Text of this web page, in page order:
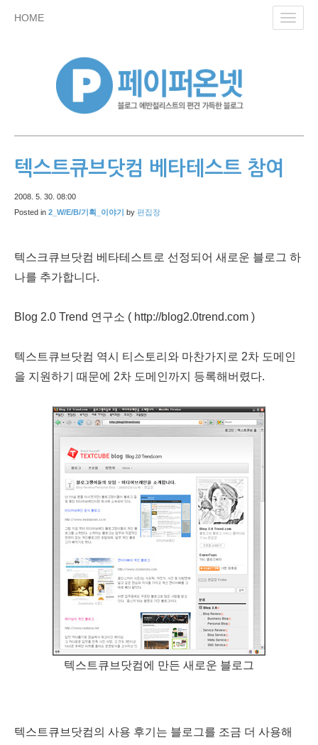
HOME
텍스트큐브닷컴 베타테스트 참여
2008. 5. 30. 08:00
Posted in 2_W/E/B/기획_이야기 by 편집장
텍스크큐브닷컴 베타테스트로 선정되어 새로운 블로그 하
나를 추가합니다.
Blog 2.0 Trend 연구소 ( http://blog2.0trend.com )
텍스트큐브닷컴 역시 티스토리와 마찬가지로 2차 도메인
을 지원하기 때문에 2차 도메인까지 등록해버렸다.
텍스트큐브닷컴에 만든 새로운 블로그
텍스트큐브닷컴의 사용 후기는 블로그를 조금 더 사용해